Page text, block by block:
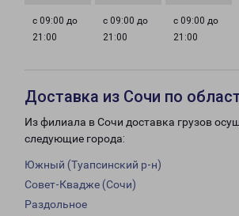
с 09:00 до
21:00
с 09:00 до
21:00
с 09:00 до
21:00
Доставка из Сочи по
Из филиала в Сочи доставка грузов
следующие города:
Южный (Туапсинский р-н)
Совет-Квадже (Сочи)
Раздольное